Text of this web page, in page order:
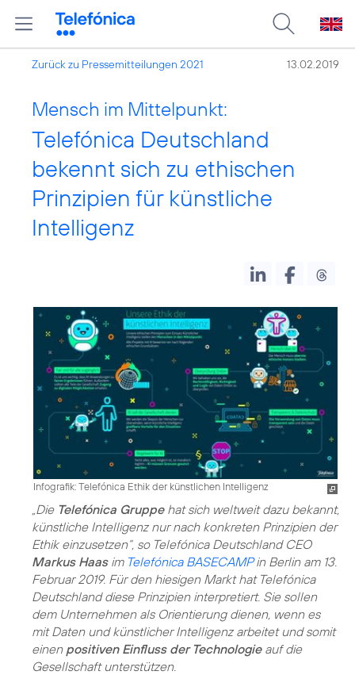
Zurück zu Pressemitteilungen 2021 13.02.2019
Mensch im Mittelpunkt:
Telefónica Deutschland
bekennt sich zu ethischen
Prinzipien für künstliche
Intelligenz
Infografik: Telefónica Ethik der künstlichen Intelligenz
„Die Telefónica Gruppehat sich weltweit dazu bekannt,
künstliche Intelligenz nur nach konkreten Prinzipien der
Ethik einzusetzen“, so Telefónica Deutschland CEO
Markus Haasim Telefónica BASECAMPin Berlin am 13.
Februar 2019. Für den hiesigen Markt hat Telefónica
Deutschland diese Prinzipien interpretiert. Sie sollen
dem Unternehmen als Orientierung dienen, wenn es
mit Daten und künstlicher Intelligenz arbeitet und somit
einen positiven Einfluss der Technologieauf die
Gesellschaft unterstützen.